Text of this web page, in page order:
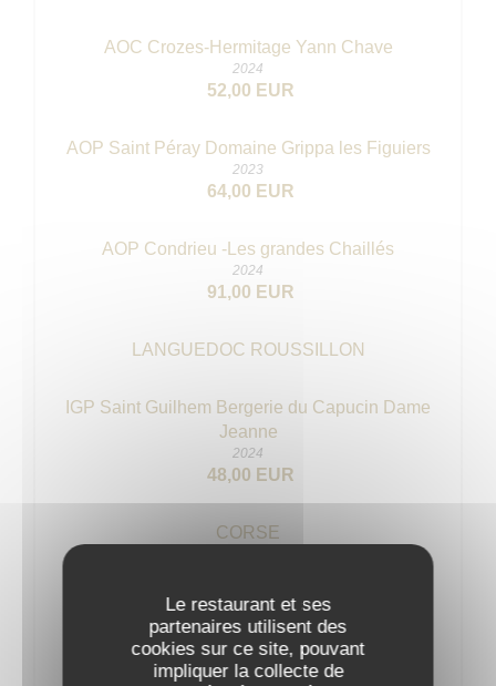
Le restaurant et ses
partenaires utilisent des
cookies sur ce site, pouvant
impliquer la collecte de
AOC Crozes-Hermitage Yann Chave
2024
52,00 EUR
AOP Saint Péray Domaine Grippa les Figuiers
2023
64,00 EUR
AOP Condrieu -Les grandes Chaillés
2024
91,00 EUR
LANGUEDOC ROUSSILLON
IGP Saint Guilhem Bergerie du Capucin Dame
Jeanne
2024
48,00 EUR
CORSE
2024
45,00 EUR